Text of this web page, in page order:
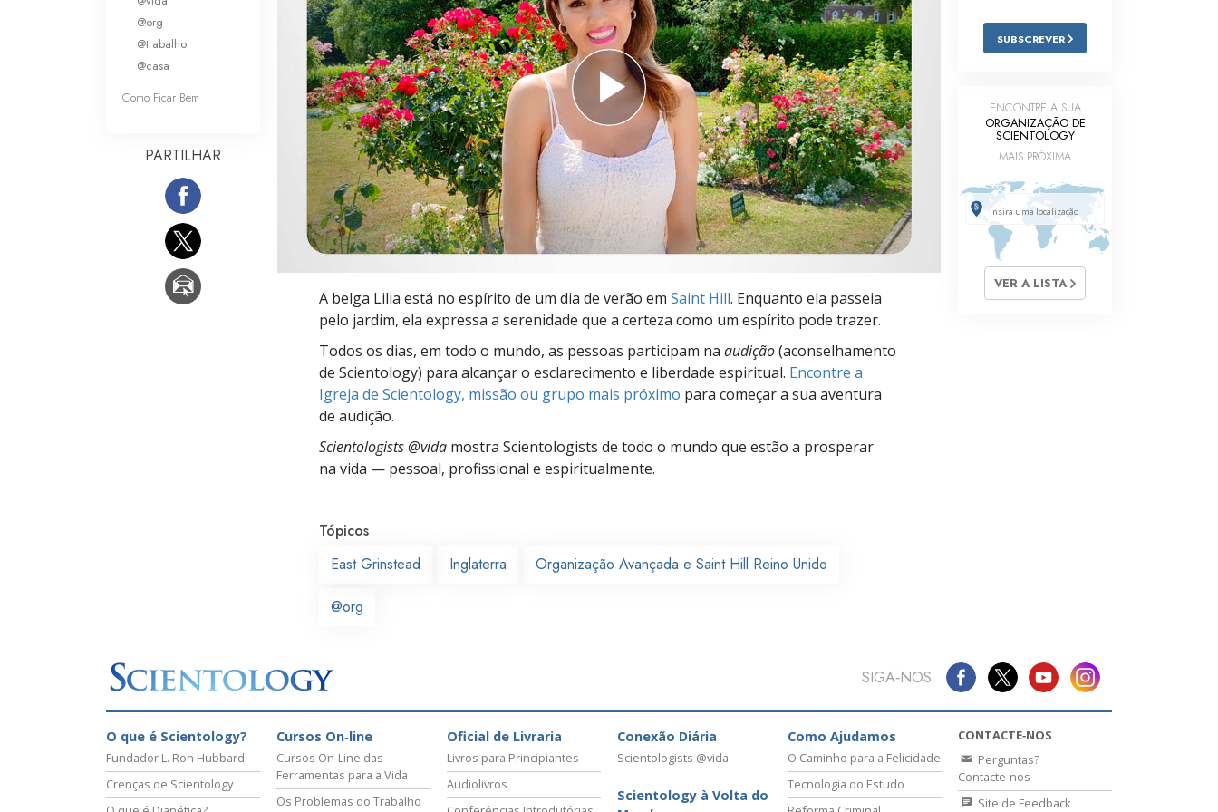
O que é a Grandeza?
Respostas às Drogas
Crianças
Ferramentas para o Local do Trabalho
Ética e as Condições
A Causa da Supressão
Investigações
Bases da Organização
Fundamentos das Relações Públicas
A belga Lilia está no espírito de um dia de verão em Saint Hill. Enquanto ela passeia
pelo jardim, ela expressa a serenidade que a certeza como um espírito pode trazer.
Todos os dias, em todo o mundo, as pessoas participam na audição(aconselhamento
de Scientology) para alcançar o esclarecimento e liberdade espiritual. Encontre a
Igreja de Scientology, missão ou grupo mais próximo para começar a sua aventura
de audição.
Scientologists @vida mostra Scientologists de todo o mundo que estão a prosperar
na vida — pessoal, profissional e espiritualmente.
Tópicos
East Grinstead
Inglaterra Organização Avançada e Saint Hill Reino Unido
@org
@org
@trabalho
@casa
Como Ficar Bem
PARTILHAR
SUBSCREVER
ENCONTRE A SUA
ORGANIZAÇÃO DE
SCIENTOLOGY
MAIS PRÓXIMA
VER A LISTA
SIGA‑NOS
O que é Scientology?
Fundador L. Ron Hubbard
Crenças de Scientology
Cursos On‑line
Cursos On‑Line das
Ferramentas para a Vida
Os Problemas do Trabalho
Oficial de Livraria
Livros para Principiantes
Audiolivros
Conexão Diária
Scientologists @vida
Scientology à Volta do
Como Ajudamos
O Caminho para a Felicidade
Tecnologia do Estudo
CONTACTE‑NOS
Perguntas?
Contacte‑nos
Site de Feedback